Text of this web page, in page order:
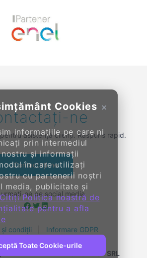
×
Cookies
informațiile pe care ni
prin intermediul
și informații
în care utilizați
cu partenerii noștri
media, publicitate și
Citiți Politica noastră de
pentru a afla
Toate Cookie-urile
ne
asistență clienți. Răspuns rapid.
Contactați-ne
urmați-ne pe social media
și condiții Informare GDPR
KENDALL ENTERPRISE GROUP SRL